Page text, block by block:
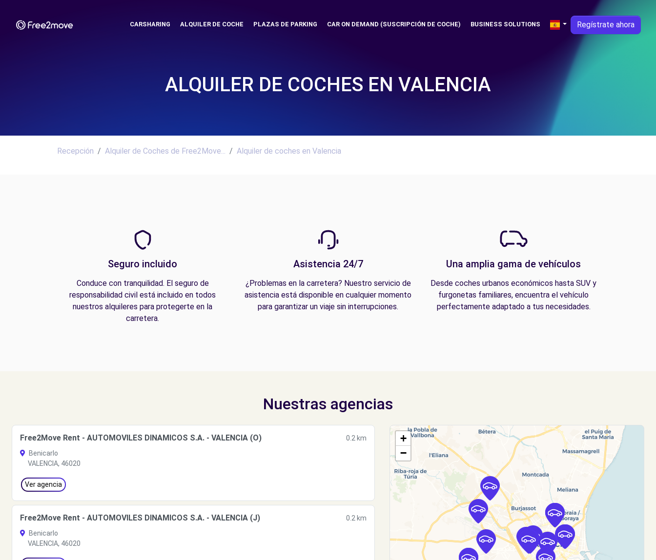
CARSHARING ALQUILER DE COCHE PLAZAS DE PARKING CAR ON DEMAND (SUSCRIPCIÓN DE COCHE) BUSINESS SOLUTIONS Regístrate ahora
ALQUILER DE COCHES EN VALENCIA
Recepción Alquiler de Coches de Free2Move... Alquiler de coches en Valencia
Seguro incluido
Conduce con tranquilidad. El seguro de
responsabilidad civil está incluido en todos
nuestros alquileres para protegerte en la
carretera.
Asistencia 24/7
¿Problemas en la carretera? Nuestro servicio de
asistencia está disponible en cualquier momento
para garantizar un viaje sin interrupciones.
Una amplia gama de vehículos
Desde coches urbanos económicos hasta SUV y
furgonetas familiares, encuentra el vehículo
perfectamente adaptado a tus necesidades.
Nuestras agencias
Free2Move Rent - AUTOMOVILES DINAMICOS S.A. - VALENCIA (O)
0.2 km
Benicarlo
VALENCIA, 46020
Ver agencia
Free2Move Rent - AUTOMOVILES DINAMICOS S.A. - VALENCIA (J)
0.2 km
Benicarlo
VALENCIA, 46020
+
−